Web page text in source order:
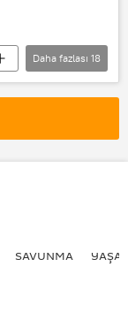
Daha fazlası 18
SAVUNMA